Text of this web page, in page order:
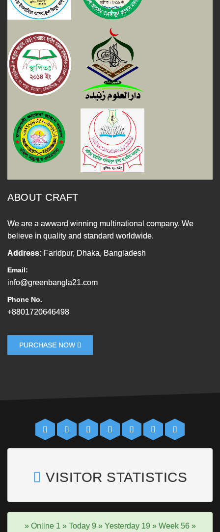
ABOUT CRAFT
We are a awward winning multinational company. We
believe in quality and standard worldwide.
Address: Faridpur, Dhaka, Bangladesh
Email:
info@greenbangla21.com
Phone No.
+8801720646498
PURCHASE NOW
VISITOR STATISTICS
» Online 1 » Today 9» Yesterday 19» Week 56»